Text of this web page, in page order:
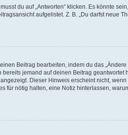
du auf „Antworten“ klicken. Es könnte
aufgelistet. Z. B. „Du darfst neue
Beitrag bearbeiten, indem du das „Ändere
jemand auf deinen Beitrag geantwortet
Dieser Hinweis erscheint nicht,
für nötig halten, eine Notiz hinterlassen,